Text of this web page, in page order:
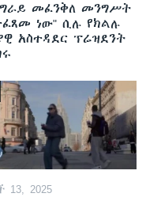
መፈንቅለ መንግሥት
ነው" ሲሉ የክልሉ
አስተዳደር ፕሬዝደንት
13, 2025